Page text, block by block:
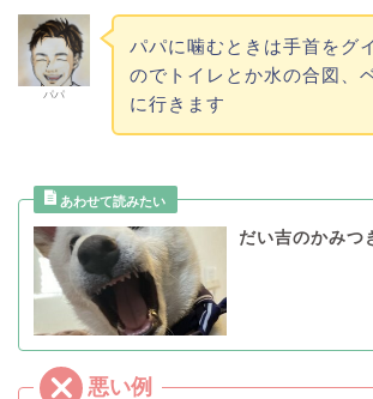
パパ
パパに噛むときは手首をグ
のでトイレとか水の合図、
に行きます
だい吉のかみつ